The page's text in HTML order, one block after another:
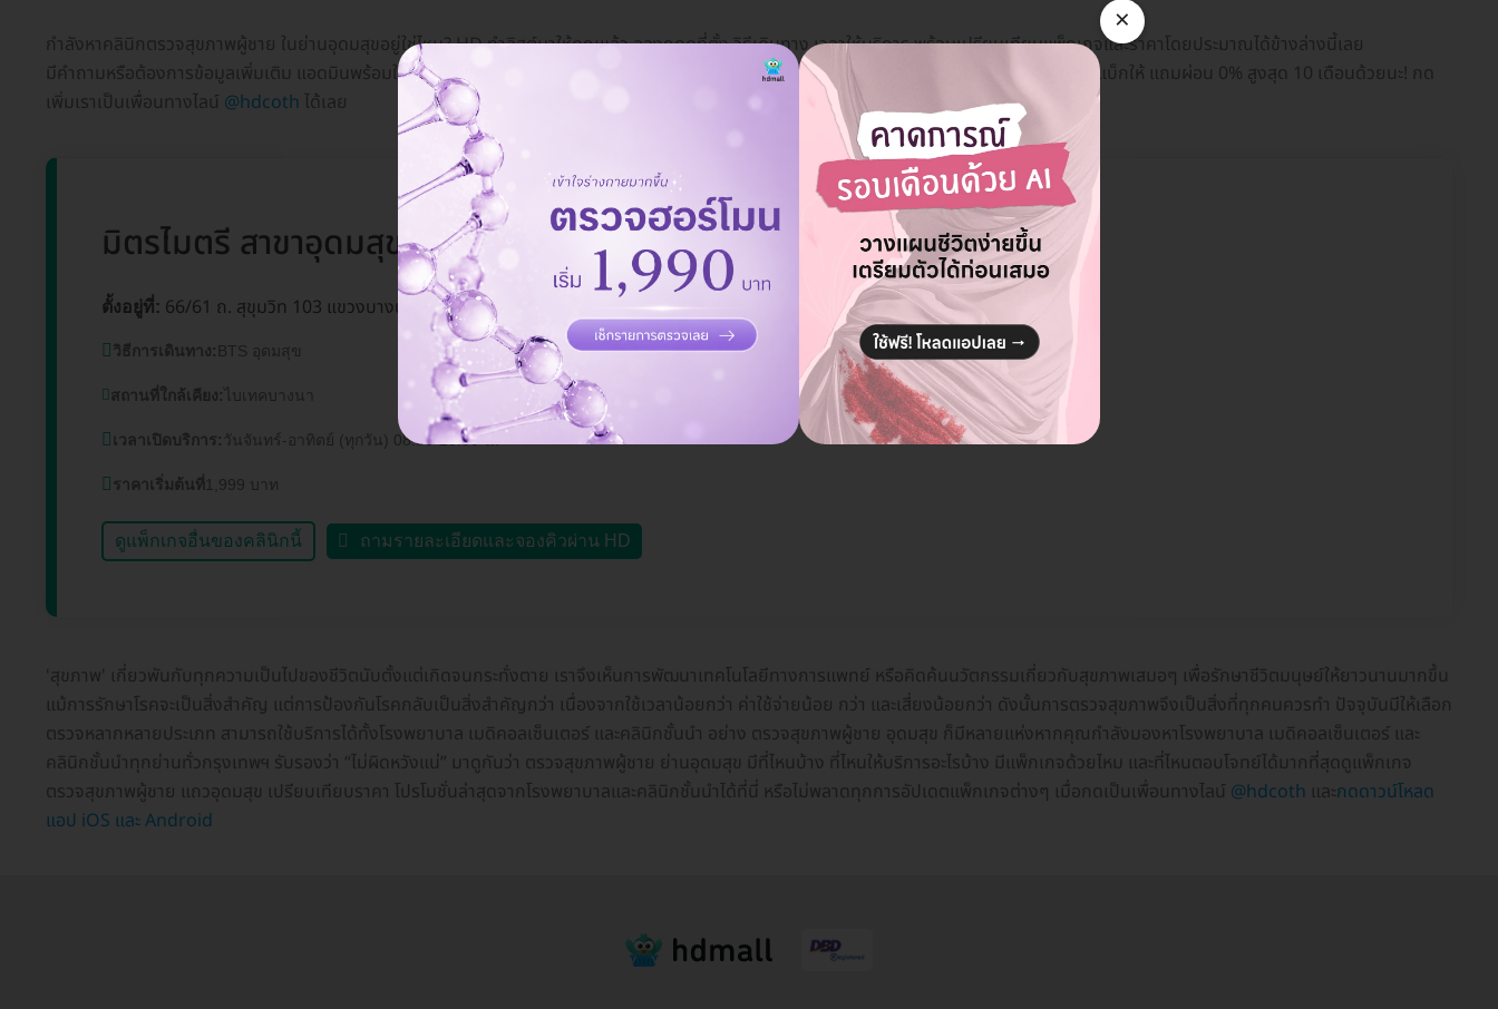
กำลังหาคลินิกตรวจสุขภาพผู้ชาย ในย่านอุดมสุขอยู่ใช่ไหม? HD ทำลิสต์มาให้คุณแล้ว ลองกดดูที่ตั้ง วิธีเดินทาง เวลาให้บริการ พร้อมเปรียบเทียบแพ็กเกจและราคาโดยประมาณได้ข้างล่างนี้เลย
มีคำถามหรือต้องการข้อมูลเพิ่มเติม แอดมินพร้อมให้บริการทุกวัน ตั้งแต่ 09.00-01.00 น. ถ้าจองแพ็กเกจตรวจสุขภาพผู้ชายผ่าน HD มีส่วนลดหรือแคชแบ็กให้ แถมผ่อน 0% สูงสุด 10 เดือนด้วยนะ! กด
เพิ่มเราเป็นเพื่อนทางไลน์ @hdcoth ได้เลย
มิตรไมตรี สาขาอุดมสุข อุดมสุข
ตั้งอยู่ที่: 66/61 ถ. สุขุมวิท 103 แขวงบางนา เขตบางนา กรุงเทพมหานคร 10260
วิธีการเดินทาง: BTS อุดมสุข
สถานที่ใกล้เคียง: ไบเทคบางนา
เวลาเปิดบริการ: วันจันทร์-อาทิตย์ (ทุกวัน) 08.30-20.00 น.
ราคาเริ่มต้นที่ 1,999 บาท
ดูแพ็กเกจอื่นของคลินิกนี้ ถามรายละเอียดและจองคิวผ่าน HD
'สุขภาพ' เกี่ยวพันกับทุกความเป็นไปของชีวิตนับตั้งแต่เกิดจนกระทั่งตาย เราจึงเห็นการพัฒนาเทคโนโลยีทางการแพทย์ หรือคิดค้นนวัตกรรมเกี่ยวกับสุขภาพเสมอๆ เพื่อรักษาชีวิตมนุษย์ให้ยาวนานมากขึ้น
แม้การรักษาโรคจะเป็นสิ่งสำคัญ แต่การป้องกันโรคกลับเป็นสิ่งสำคัญกว่า เนื่องจากใช้เวลาน้อยกว่า ค่าใช้จ่ายน้อย กว่า และเสี่ยงน้อยกว่า ดังนั้นการตรวจสุขภาพจึงเป็นสิ่งที่ทุกคนควรทำ ปัจจุบันมีให้เลือก
ตรวจหลากหลายประเภท สามารถใช้บริการได้ทั้งโรงพยาบาล เมดิคอลเซ็นเตอร์ และคลินิกชั้นนำ อย่าง ตรวจสุขภาพผู้ชาย อุดมสุข ก็มีหลายแห่งหากคุณกำลังมองหาโรงพยาบาล เมดิคอลเซ็นเตอร์ และ
คลินิกชั้นนำทุกย่านทั่วกรุงเทพฯ รับรองว่า “ไม่ผิดหวังแน่” มาดูกันว่า ตรวจสุขภาพผู้ชาย ย่านอุดมสุข มีที่ไหนบ้าง ที่ไหนให้บริการอะไรบ้าง มีแพ็กเกจด้วยไหม และที่ไหนตอบโจทย์ได้มากที่สุดดูแพ็กเกจ
ตรวจสุขภาพผู้ชาย แถวอุดมสุข เปรียบเทียบราคา โปรโมชั่นล่าสุดจากโรงพยาบาลและคลินิกชั้นนำได้ที่นี่ หรือไม่พลาดทุกการอัปเดตแพ็กเกจต่างๆ เมื่อกดเป็นเพื่อนทางไลน์ @hdcoth และกดดาวน์โหลด
แอป iOS และ Android
×